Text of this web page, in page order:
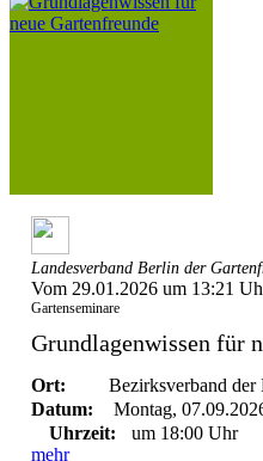
Landesverband Berlin der
Vom 29.01.2026 um 13:21
Gartenseminare
Grundlagenwissen für
Ort:
Bezirksverband der
Datum:
Montag,
Uhrzeit:
um 18:00 Uhr
mehr